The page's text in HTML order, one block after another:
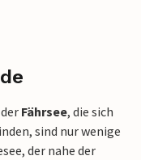
Fährsee, die sich
sind nur wenige
der nahe der